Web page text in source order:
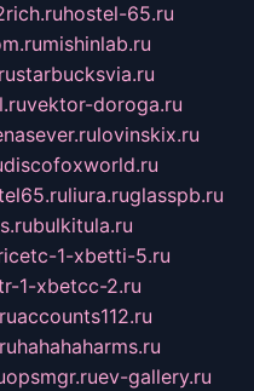
hostel-65.ru
mishinlab.ru
starbucksvia.ru
vektor-doroga.ru
lovinskix.ru
discofoxworld.ru
liura.ruglasspb.ru
bulkitula.ru
1-xbetti-5.ru
1-xbetcc-2.ru
accounts112.ru
hahahaharms.ru
opsmgr.ruev-gallery.ru